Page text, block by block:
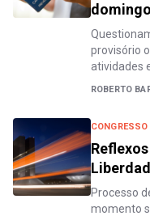
provisório
atividades
ROBERTO
CONGRESSO
Processo
momento